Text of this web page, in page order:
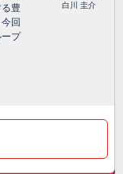
豊
回
プ
白川 圭介